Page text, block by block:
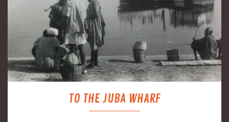
TO THE JUBA WHARF